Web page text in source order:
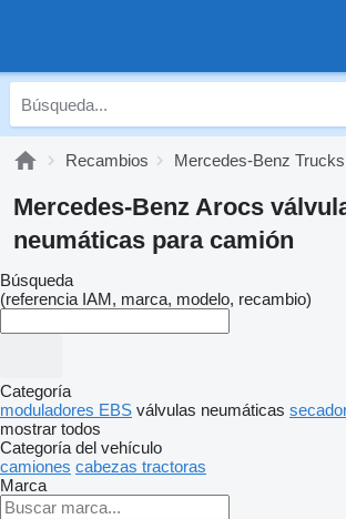
Recambios Mercedes-Benz
Mercedes-Benz Arocs
neumáticas para camión
Búsqueda
(referencia IAM, marca, modelo, recambio)
Categoría
moduladores EBS válvulas neumáticas
mostrar todos
Categoría del vehículo
camiones cabezas tractoras
Marca